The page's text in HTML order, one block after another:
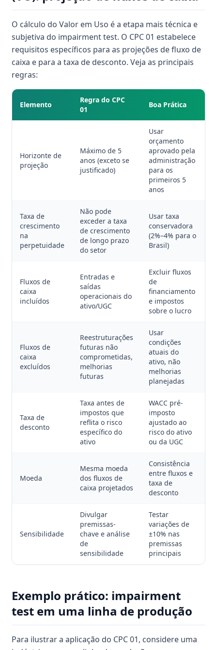
O cálculo do Valor em Uso é a etapa mais técnica e
subjetiva do impairment test. O CPC 01 estabelece
requisitos específicos para as projeções de fluxo de
caixa e para a taxa de desconto. Veja as principais
regras:
Elemento
Regra do CPC
01
Boa Prática
Horizonte de
projeção
Máximo de 5
anos (exceto se
justificado)
Usar
orçamento
aprovado pela
administração
para os
primeiros 5
anos
Taxa de
crescimento
na
perpetuidade
Não pode
exceder a taxa
de crescimento
de longo prazo
do setor
Usar taxa
conservadora
(2%–4% para o
Brasil)
Fluxos de
caixa
incluídos
Entradas e
saídas
operacionais do
ativo/UGC
Excluir fluxos
de
financiamento
e impostos
sobre o lucro
Fluxos de
caixa
excluídos
Reestruturações
futuras não
comprometidas,
melhorias
futuras
Usar
condições
atuais do
ativo, não
melhorias
planejadas
Taxa de
desconto
Taxa antes de
impostos que
reflita o risco
específico do
ativo
WACC pré-
imposto
ajustado ao
risco do ativo
ou da UGC
Moeda
Mesma moeda
dos fluxos de
caixa projetados
Consistência
entre fluxos e
taxa de
desconto
Sensibilidade
Divulgar
premissas-
chave e análise
de
sensibilidade
Testar
variações de
±10% nas
premissas
principais
Exemplo prático: impairment
test em uma linha de produção
Para ilustrar a aplicação do CPC 01, considere uma